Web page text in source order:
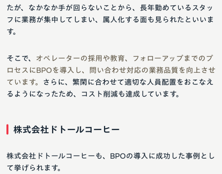
たが、なかなか手が回らないことから、長年勤めているスタッ
フに業務が集中してしまい、属人化する面も見られたといいま
す。
そこで、 オペレーターの採用や教育、フォローアップまでのプ
ロセスにBPOを導入し、問い合わせ対応の業務品質を向上させ
ています。
さらに、繁閑に合わせて適切な人員配置をおこなえ
るようになったため、コスト削減も達成しています。
株式会社ドトールコーヒー
株式会社ドトールコーヒーも、BPOの導入に成功した事例とし
て挙げられます。